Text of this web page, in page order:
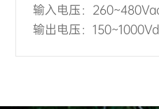
输入电压：
输出电压：